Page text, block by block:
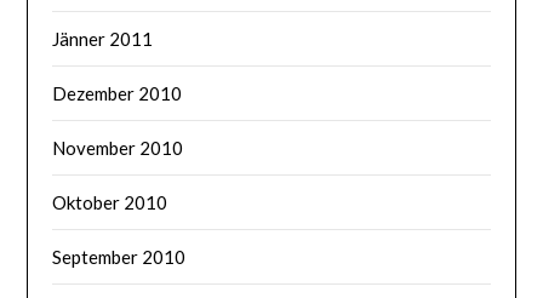
Jänner 2011
Dezember 2010
November 2010
Oktober 2010
September 2010